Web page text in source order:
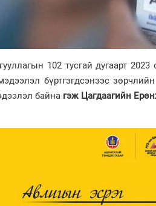
102 тусгай дугаарт
бүртгэгдсэнээс
байна гэж Цагдаагийн